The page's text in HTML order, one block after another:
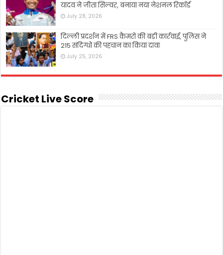
यादव ने जीता सिल्वर, बनाया नया नेशनल रिकॉर्ड
July 28, 2026
दिल्ली प्रदर्शन में FRS कैमरों की बड़ी कार्रवाई, पुलिस ने
215 संदिग्धों की पहचान का किया दावा
July 25, 2026
Cricket Live Score